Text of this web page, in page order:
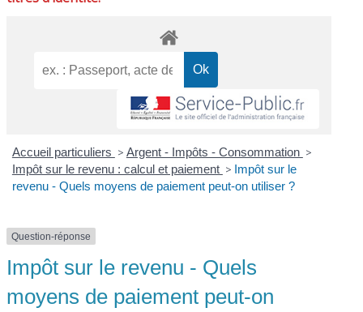
Accueil particuliers > Argent - Impôts - Consommation >
Impôt sur le revenu : calcul et paiement > Impôt sur le
revenu - Quels moyens de paiement peut-on utiliser ?
Question-réponse
Impôt sur le revenu - Quels
moyens de paiement peut-on